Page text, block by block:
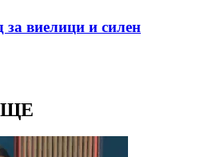
виелици и силен